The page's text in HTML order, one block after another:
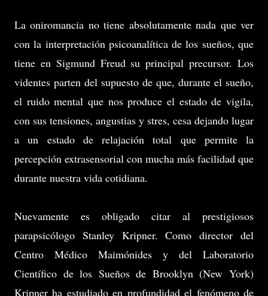
La oniromancia no tiene absolutamente nada que ver
con la interpretación psicoanalítica de los sueños, que
tiene en Sigmund Freud su principal precursor. Los
videntes parten del supuesto de que, durante el sueño,
el ruido mental que nos produce el estado de vigila,
con sus tensiones, angustias y stres, cesa dejando lugar
a un estado de relajación total que permite la
percepción extrasensorial con mucha más facilidad que
durante nuestra vida cotidiana.
Nuevamente es obligado citar al prestigiosos
parapsicólogo Stanley Kripner. Como director del
Centro Médico Maimónides y del Laboratorio
Científico de los Sueños de Brooklyn (New York)
Kripner ha estudiado en profundidad el fenómeno de